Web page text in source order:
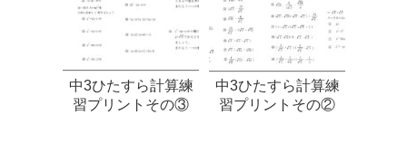
中3ひたすら計算練
習プリントその③
中3ひたすら計算練
習プリントその②